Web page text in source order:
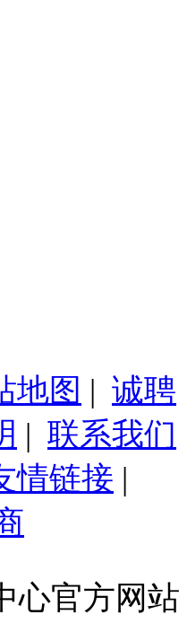
地图 | 诚聘
| 联系我们
情链接 |
心官方网站